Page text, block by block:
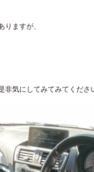
ますが、
気にしてみてみてくださ